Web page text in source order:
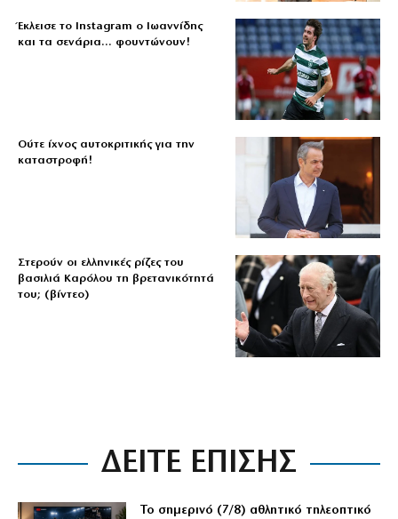
Έκλεισε το Instagram ο Ιωαννίδης
και τα σενάρια… φουντώνουν!
Ούτε ίχνος αυτοκριτικής για την
καταστροφή!
Στερούν οι ελληνικές ρίζες του
βασιλιά Καρόλου τη βρετανικότητά
του; (βίντεο)
ΔΕΙΤΕ ΕΠΙΣΗΣ
Το σημερινό (7/8) αθλητικό τηλεοπτικό